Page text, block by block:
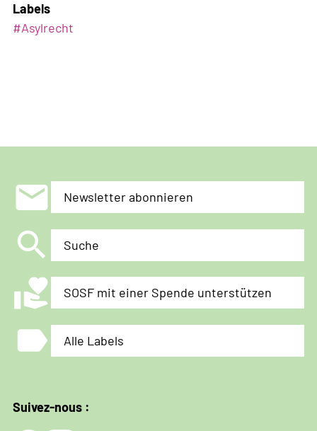
Labels
#Asylrecht
mail Newsletter abonnieren
search Suche
volunteer_activism SOSF mit einer Spende unterstützen
label Alle Labels
Suivez-nous :